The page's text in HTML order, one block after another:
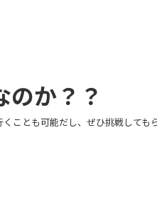
か？？
ことも可能だし、ぜひ挑戦して